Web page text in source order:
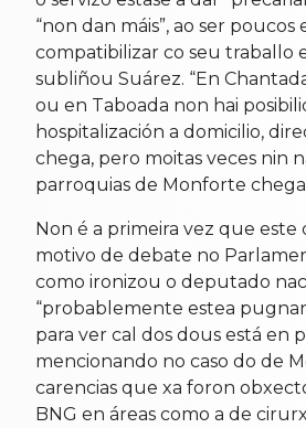
“non dan máis”, ao ser
compatibilizar co seu traballo
subliñou Suárez. “En
ou en Taboada non hai
hospitalización a domicilio,
chega, pero moitas veces nin
parroquias de Monforte
Non é a primeira vez que este
motivo de debate no
como ironizou o deputado
“probablemente estea
para ver cal dos dous está en
mencionando no caso do de
carencias que xa foron
BNG en áreas como a de